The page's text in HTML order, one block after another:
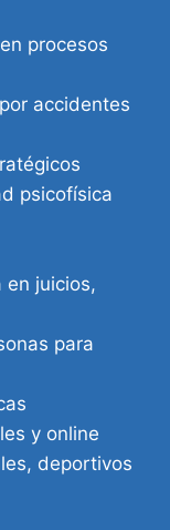
procesos
accidentes
psicofísica
en juicios,
para
y online
deportivos